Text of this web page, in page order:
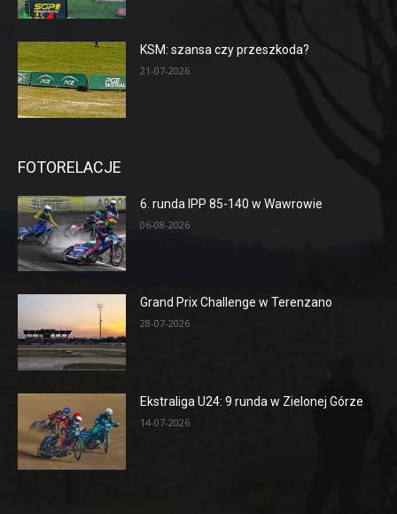
KSM: szansa czy przeszkoda?
21-07-2026
FOTORELACJE
6. runda IPP 85-140 w Wawrowie
06-08-2026
Grand Prix Challenge w Terenzano
28-07-2026
Ekstraliga U24: 9 runda w Zielonej Górze
14-07-2026